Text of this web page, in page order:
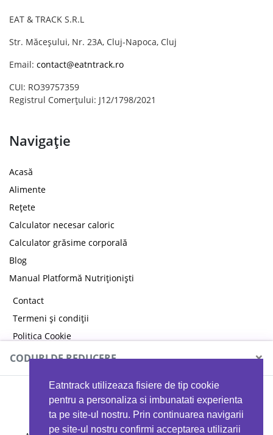
Eatntrack utilizeaza fisiere de tip cookie
pentru a personaliza si imbunatati experienta
ta pe site-ul nostru. Prin continuarea navigarii
pe site-ul nostru confirmi acceptarea utilizarii
EAT & TRACK S.R.L
Str. Măceșului, Nr. 23A, Cluj-Napoca, Cluj
Email: contact@eatntrack.ro
CUI: RO39757359
Registrul Comerțului: J12/1798/2021
Navigație
Acasă
Alimente
Rețete
Calculator necesar caloric
Calculator grăsime corporală
Blog
Manual Platformă Nutriționiști
Contact
Termeni și condiții
Politica Cookie
Politica de confidențialitate
CODURI DE REDUCERE ×
MYPROTEIN